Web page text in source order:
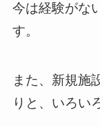
今は経験がな
す。
また、新規施
りと、いろい